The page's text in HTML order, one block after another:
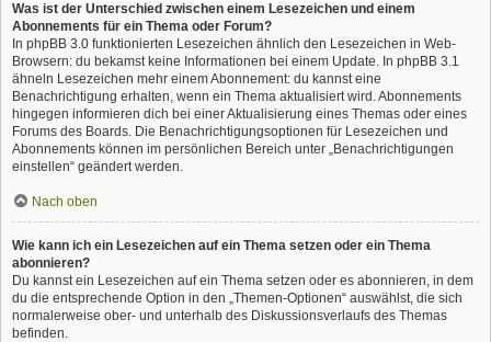
Was ist der Unterschied zwischen einem Lesezeichen und einem
Abonnements für ein Thema oder Forum?
In phpBB 3.0 funktionierten Lesezeichen ähnlich den Lesezeichen in Web-
Browsern: du bekamst keine Informationen bei einem Update. In phpBB 3.1
ähneln Lesezeichen mehr einem Abonnement: du kannst eine
Benachrichtigung erhalten, wenn ein Thema aktualisiert wird. Abonnements
hingegen informieren dich bei einer Aktualisierung eines Themas oder eines
Forums des Boards. Die Benachrichtigungsoptionen für Lesezeichen und
Abonnements können im persönlichen Bereich unter „Benachrichtigungen
einstellen“ geändert werden.
Nach oben
Wie kann ich ein Lesezeichen auf ein Thema setzen oder ein Thema
abonnieren?
Du kannst ein Lesezeichen auf ein Thema setzen oder es abonnieren, in dem
du die entsprechende Option in den „Themen-Optionen“ auswählst, die sich
normalerweise ober- und unterhalb des Diskussionsverlaufs des Themas
befinden.